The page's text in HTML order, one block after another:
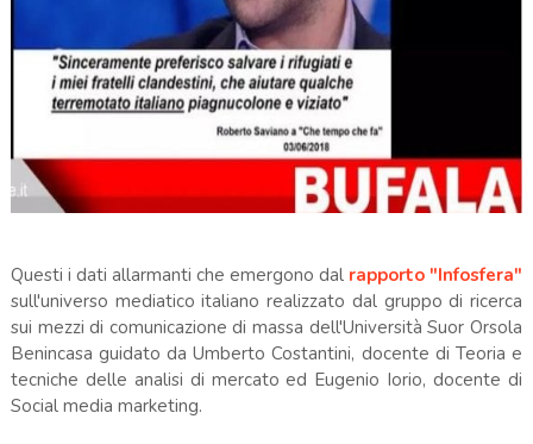
Questi i dati allarmanti che emergono dal rapporto "Infosfera"
sull'universo mediatico italiano realizzato dal gruppo di ricerca
sui mezzi di comunicazione di massa dell'Università Suor Orsola
Benincasa guidato da Umberto Costantini, docente di Teoria e
tecniche delle analisi di mercato ed Eugenio Iorio, docente di
Social media marketing.